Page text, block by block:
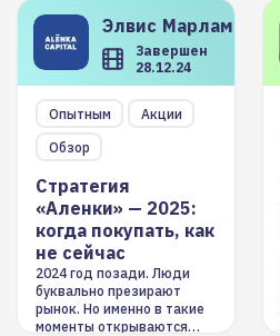
Элвис Марламов
Завершен
28.12.24
Опытным
Акции
Обзор
Стратегия
«Аленки» — 2025:
когда покупать, как
не сейчас
2024 год позади. Люди
буквально презирают
рынок. Но именно в такие
моменты открываются